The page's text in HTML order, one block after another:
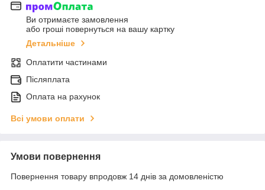
Ви отримаєте замовлення
або гроші повернуться на вашу картку
Детальніше
Оплатити частинами
Післяплата
Оплата на рахунок
Всі умови оплати
Умови повернення
Повернення товару впродовж 14 днів за домовленістю